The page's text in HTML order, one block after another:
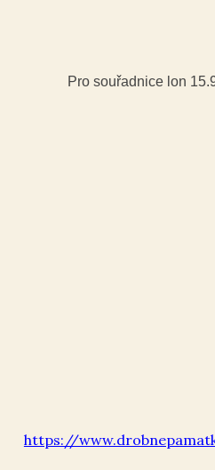
Pro souřadnice lon
https://